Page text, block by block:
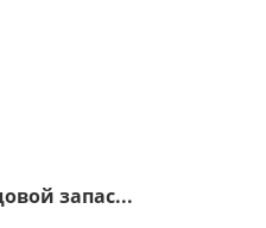
запас...